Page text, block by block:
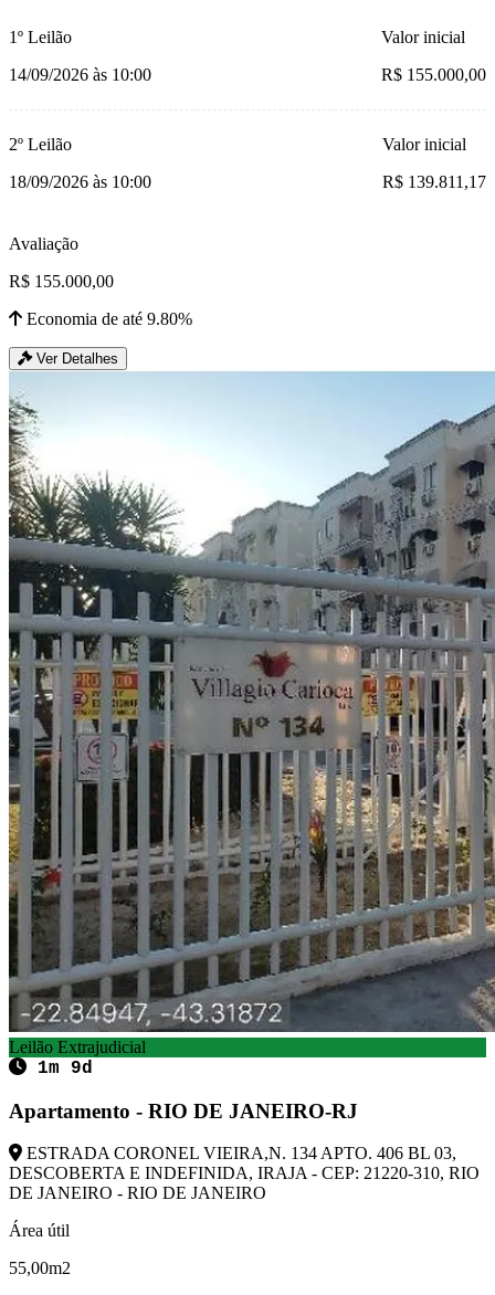
1º Leilão
14/09/2026 às 10:00
Valor inicial
R$ 155.000,00
2º Leilão
18/09/2026 às 10:00
Valor inicial
R$ 139.811,17
Avaliação
R$ 155.000,00
Economia de até 9.80%
Ver Detalhes
Leilão Extrajudicial
1m 9d
Apartamento - RIO DE JANEIRO-RJ
ESTRADA CORONEL VIEIRA,N. 134 APTO. 406 BL 03,
DESCOBERTA E INDEFINIDA, IRAJA - CEP: 21220-310, RIO
DE JANEIRO - RIO DE JANEIRO
Área útil
55,00m2